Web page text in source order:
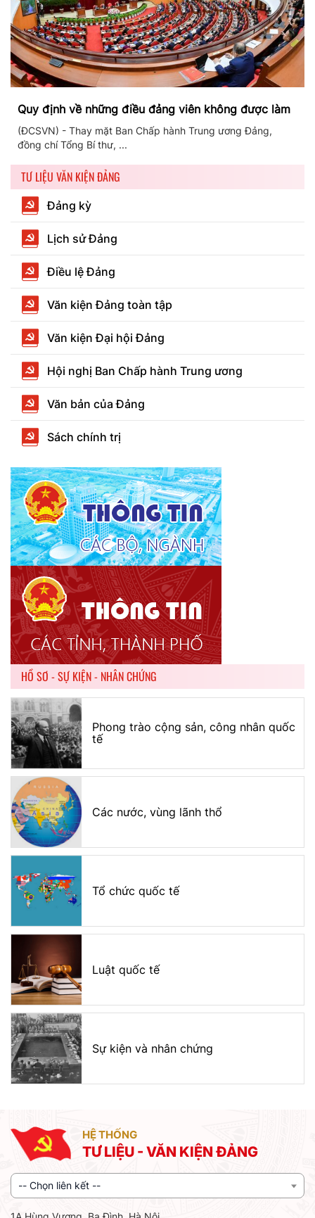
Quy định về những điều đảng viên không được làm
(ĐCSVN) - Thay mặt Ban Chấp hành Trung ương Đảng,
đồng chí Tổng Bí thư, ...
TƯ LIỆU VĂN KIỆN ĐẢNG
Đảng kỳ
Lịch sử Đảng
Điều lệ Đảng
Văn kiện Đảng toàn tập
Văn kiện Đại hội Đảng
Hội nghị Ban Chấp hành Trung ương
Văn bản của Đảng
Sách chính trị
HỒ SƠ - SỰ KIỆN - NHÂN CHỨNG
Phong trào cộng sản, công nhân quốc
tế
Các nước, vùng lãnh thổ
Tổ chức quốc tế
Luật quốc tế
Sự kiện và nhân chứng
HỆ THỐNG
TƯ LIỆU - VĂN KIỆN ĐẢNG
-- Chọn liên kết --